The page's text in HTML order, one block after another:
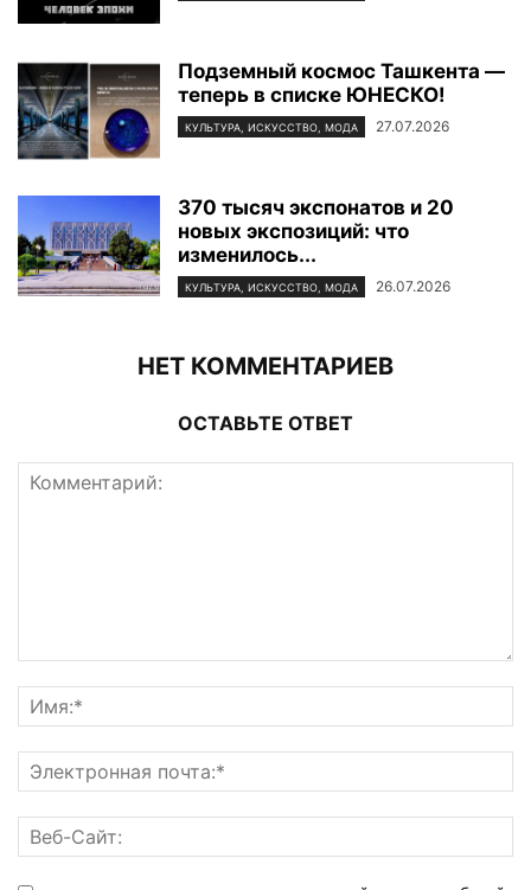
Подземный космос Ташкента —
теперь в списке ЮНЕСКО!
КУЛЬТУРА, ИСКУССТВО, МОДА 27.07.2026
370 тысяч экспонатов и 20
новых экспозиций: что
изменилось...
КУЛЬТУРА, ИСКУССТВО, МОДА 26.07.2026
НЕТ КОММЕНТАРИЕВ
ОСТАВЬТЕ ОТВЕТ